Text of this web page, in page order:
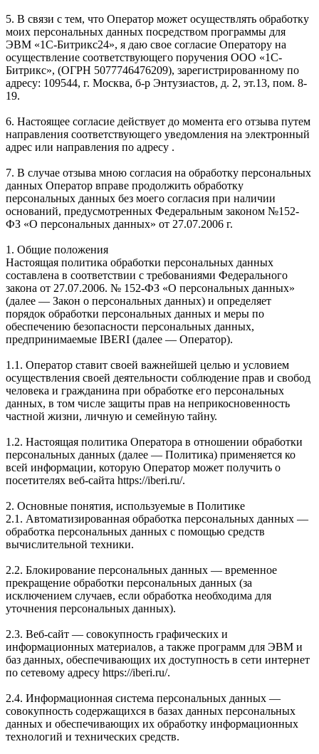
5. В связи с тем, что Оператор может осуществлять обработку
моих персональных данных посредством программы для
ЭВМ «1С-Битрикс24», я даю свое согласие Оператору на
осуществление соответствующего поручения ООО «1С-
Битрикс», (ОГРН 5077746476209), зарегистрированному по
адресу: 109544, г. Москва, б-р Энтузиастов, д. 2, эт.13, пом. 8-
19.
6. Настоящее согласие действует до момента его отзыва путем
направления соответствующего уведомления на электронный
адрес или направления по адресу .
7. В случае отзыва мною согласия на обработку персональных
данных Оператор вправе продолжить обработку
персональных данных без моего согласия при наличии
оснований, предусмотренных Федеральным законом №152-
ФЗ «О персональных данных» от 27.07.2006 г.
1. Общие положения
Настоящая политика обработки персональных данных
составлена в соответствии с требованиями Федерального
закона от 27.07.2006. № 152-ФЗ «О персональных данных»
(далее — Закон о персональных данных) и определяет
порядок обработки персональных данных и меры по
обеспечению безопасности персональных данных,
предпринимаемые IBERI (далее — Оператор).
1.1. Оператор ставит своей важнейшей целью и условием
осуществления своей деятельности соблюдение прав и свобод
человека и гражданина при обработке его персональных
данных, в том числе защиты прав на неприкосновенность
частной жизни, личную и семейную тайну.
1.2. Настоящая политика Оператора в отношении обработки
персональных данных (далее — Политика) применяется ко
всей информации, которую Оператор может получить о
посетителях веб-сайта https://iberi.ru/.
2. Основные понятия, используемые в Политике
2.1. Автоматизированная обработка персональных данных —
обработка персональных данных с помощью средств
вычислительной техники.
2.2. Блокирование персональных данных — временное
прекращение обработки персональных данных (за
исключением случаев, если обработка необходима для
уточнения персональных данных).
2.3. Веб-сайт — совокупность графических и
информационных материалов, а также программ для ЭВМ и
баз данных, обеспечивающих их доступность в сети интернет
по сетевому адресу https://iberi.ru/.
2.4. Информационная система персональных данных —
совокупность содержащихся в базах данных персональных
данных и обеспечивающих их обработку информационных
технологий и технических средств.